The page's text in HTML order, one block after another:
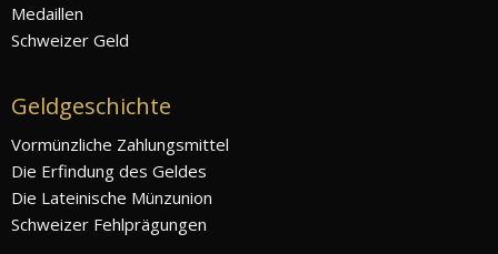
Medaillen
Schweizer Geld
Geldgeschichte
Vormünzliche Zahlungsmittel
Die Erfindung des Geldes
Die Lateinische Münzunion
Schweizer Fehlprägungen